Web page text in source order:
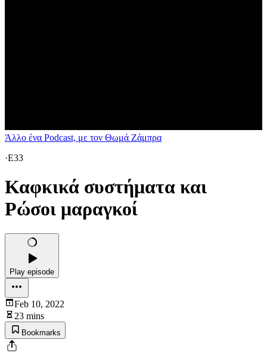
Άλλο ένα Podcast, με τον Θωμά Ζάμπρα
·E33
Καφκικά συστήματα και
Ρώσοι μαραγκοί
Play episode
Feb 10, 2022
23 mins
Bookmarks